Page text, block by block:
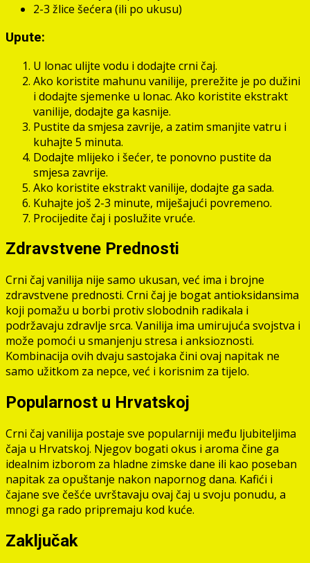
2-3 žlice šećera (ili po ukusu)
Upute:
U lonac ulijte vodu i dodajte crni čaj.
Ako koristite mahunu vanilije, prerežite je po dužini
i dodajte sjemenke u lonac. Ako koristite ekstrakt
vanilije, dodajte ga kasnije.
Pustite da smjesa zavrije, a zatim smanjite vatru i
kuhajte 5 minuta.
Dodajte mlijeko i šećer, te ponovno pustite da
smjesa zavrije.
Ako koristite ekstrakt vanilije, dodajte ga sada.
Kuhajte još 2-3 minute, miješajući povremeno.
Procijedite čaj i poslužite vruće.
Zdravstvene Prednosti
Crni čaj vanilija nije samo ukusan, već ima i brojne
zdravstvene prednosti. Crni čaj je bogat antioksidansima
koji pomažu u borbi protiv slobodnih radikala i
podržavaju zdravlje srca. Vanilija ima umirujuća svojstva i
može pomoći u smanjenju stresa i anksioznosti.
Kombinacija ovih dvaju sastojaka čini ovaj napitak ne
samo užitkom za nepce, već i korisnim za tijelo.
Popularnost u Hrvatskoj
Crni čaj vanilija postaje sve popularniji među ljubiteljima
čaja u Hrvatskoj. Njegov bogati okus i aroma čine ga
idealnim izborom za hladne zimske dane ili kao poseban
napitak za opuštanje nakon napornog dana. Kafići i
čajane sve češće uvrštavaju ovaj čaj u svoju ponudu, a
mnogi ga rado pripremaju kod kuće.
Zaključak